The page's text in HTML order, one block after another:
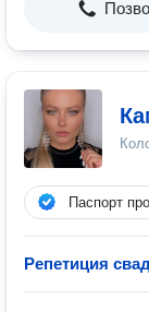
Паспорт
Репетиция